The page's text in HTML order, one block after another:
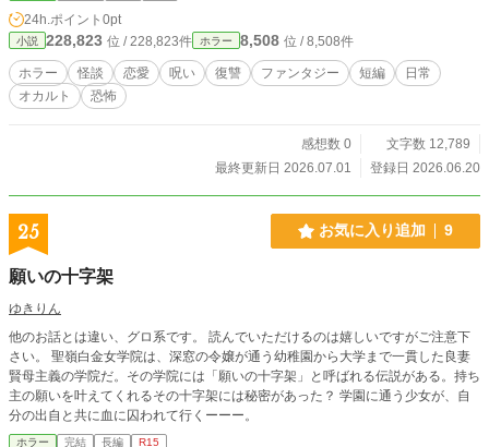
24h.ポイント 0pt
小説 228,823 位 / 228,823件 ホラー 8,508 位 / 8,508件
ホラー 怪談 恋愛 呪い 復讐 ファンタジー 短編
日常
オカルト
恐怖
感想数 0
文字数 12,789
最終更新日 2026.07.01
登録日 2026.06.20
25 お気に入り追加 9
願いの十字架
ゆきりん
他のお話とは違い、グロ系です。 読んでいただけるのは嬉しいですがご注意下
さい。 聖嶺白金女学院は、深窓の令嬢が通う幼稚園から大学まで一貫した良妻
賢母主義の学院だ。その学院には「願いの十字架」と呼ばれる伝説がある。持ち
主の願いを叶えてくれるその十字架には秘密があった？ 学園に通う少女が、自
分の出自と共に血に囚われて行くーーー。
ホラー 完結 長編 R15